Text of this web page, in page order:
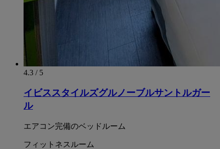
4.3 / 5
イビススタイルズグルノーブルサントルガー
ル
エアコン完備のベッドルーム
フィットネスルーム